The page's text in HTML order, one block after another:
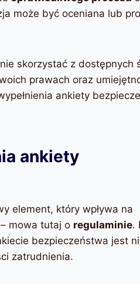
może być oceniana lub
skorzystać z dostępnych
prawach oraz
ankiety
ankiety
element, który wpływa na
mowa tutaj o regulaminie.
bezpieczeństwa jest
zatrudnienia.